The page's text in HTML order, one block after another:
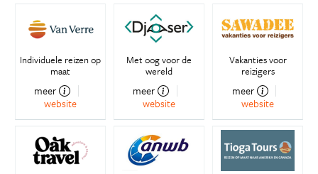
Individuele reizen op
maat
meer
website
Met oog voor de
wereld
meer
website
Vakanties voor
reizigers
meer
website